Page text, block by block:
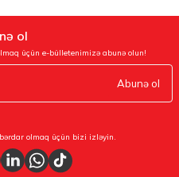
ol
üçün e-bülletenimizə abunə olun!
Abunə ol
olmaq üçün bizi izləyin.